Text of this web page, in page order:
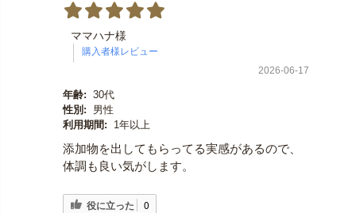
ママハナ様
2026-06-17
年齢: 30代
性別:
男性
利用期間:
1年以上
添加物を出してもらってる実感があるので、
体調も良い気がします。
役に立った 0